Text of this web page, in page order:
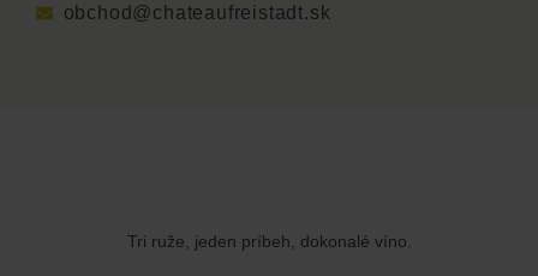
obchod@chateaufreistadt.sk
Tri ruže, jeden príbeh, dokonalé víno.